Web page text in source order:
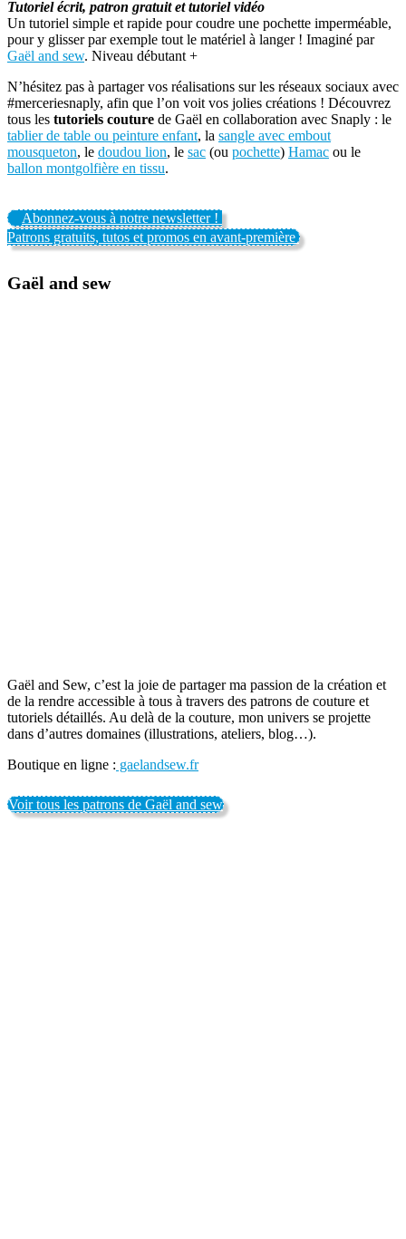
Tutoriel écrit, patron gratuit et tutoriel vidéo
Un tutoriel simple et rapide pour coudre une pochette imperméable,
pour y glisser par exemple tout le matériel à langer ! Imaginé par
Gaël and sew. Niveau débutant +
N’hésitez pas à partager vos réalisations sur les réseaux sociaux avec
#merceriesnaply, afin que l’on voit vos jolies créations ! Découvrez
tous les tutoriels couture de Gaël en collaboration avec Snaply : le
tablier de table ou peinture enfant, la sangle avec embout
mousqueton, le doudou lion, le sac (ou pochette) Hamac ou le
ballon montgolfière en tissu.
Abonnez-vous à notre newsletter !
Patrons gratuits, tutos et promos en avant-première
Gaël and sew
Gaël and Sew, c’est la joie de partager ma passion de la création et
de la rendre accessible à tous à travers des patrons de couture et
tutoriels détaillés. Au delà de la couture, mon univers se projette
dans d’autres domaines (illustrations, ateliers, blog…).
Boutique en ligne : gaelandsew.fr
Voir tous les patrons de Gaël and sew